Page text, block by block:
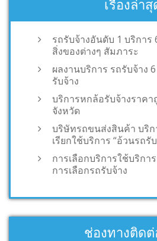
เรื่องล่าสุ
รถรับจ้างอันดับ 1 บริการ
สิ่งของต่างๆ สัมภาระ
ผลงานบริการ รถรับจ้าง
รับจ้าง
บริการหกล้อรับจ้างราคา
จังหวัด
บริษัทรถขนส่งสินค้า บริ
เรียกใช้บริการ “อ้วนรถรั
การเลือกบริการใช้บริกา
การเลือกรถรับจ้าง
ช่องทางติดต่